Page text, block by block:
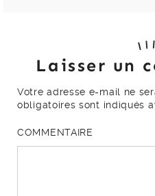
Laisser un
Votre adresse e-mail ne
obligatoires sont indiqués
COMMENTAIRE